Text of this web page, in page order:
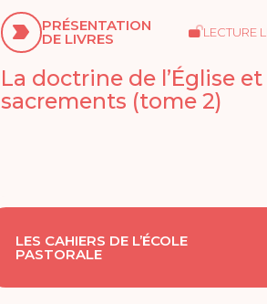
PRÉSENTATION
DE LIVRES LECTURE
La doctrine de l’Église
sacrements (tome 2)
LES CAHIERS DE L’ÉCOLE
PASTORALE